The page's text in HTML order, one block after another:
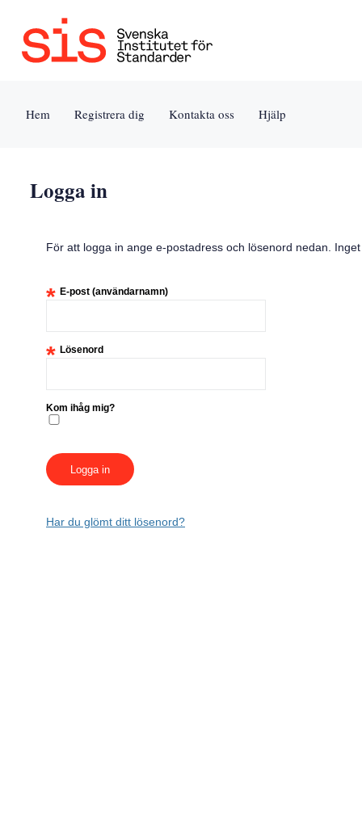
Jump
Hem Registrera dig Kontakta oss Hjälp
Logga in
För att logga in ange e-postadress och lösenord nedan.
* E-post (användarnamn)
* Lösenord
Kom ihåg mig?
Har du glömt ditt lösenord?